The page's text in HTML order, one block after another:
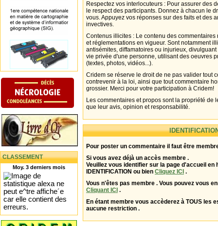
CLASSEMENT
Moy. 3 derniers mois
Respectez vos interlocuteurs : Pour assurer des
le respect des participants. Donnez à chacun le
vous. Appuyez vos réponses sur des faits et des
invectives.
Contenus illicites : Le contenu des
et réglementations en vigueur. Sont notamment
antisémites, diffamatoires ou injurieux,
vie privée d'une personne, utilisant des oeuvres
(textes, photos, vidéos...).
Cridem se réserve le droit de ne pas valider tout
contrevenir à la loi, ainsi que tout commentaire
grossier. Merci pour votre participation à Cridem!
Les commentaires et propos sont la propriété de
que leur avis, opinion et responsabilité.
Pour poster un commentaire il faut être
Si vous avez déjà un accès membre .
Veuillez vous identifier sur la page d'accueil en
IDENTIFICATION ou bien Cliquez ICI .
Vous n'êtes pas membre . Vous pouvez vous
Cliquant ICI .
En étant membre vous accèderez à TOUS les
aucune restriction .